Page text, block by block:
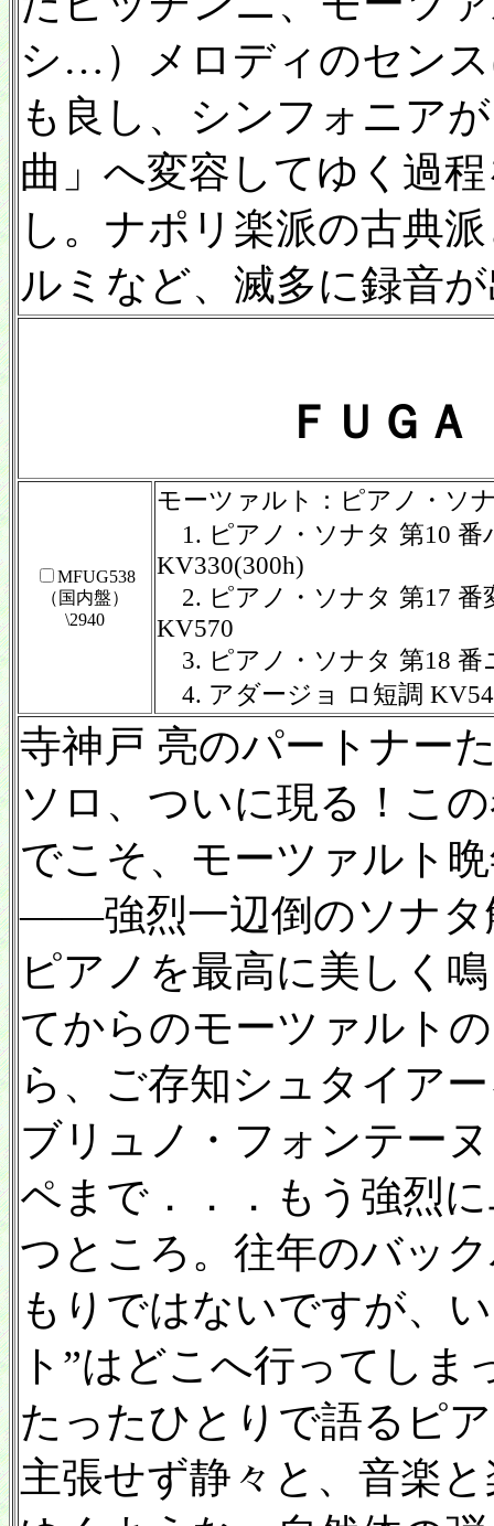
シ…）メロディのセン
も良し、シンフォニア
曲」へ変容してゆく過
し。ナポリ楽派の古典
ルミなど、滅多に録音
ＦＵＧ
MFUG538
（国内盤）
\2940
モーツァルト：ピアノ・ソ
1. ピアノ・ソナタ 第10 番
KV330(300h)
2. ピアノ・ソナタ 第17 番
KV570
3. ピアノ・ソナタ 第18 番
4. アダージョ ロ短調
寺神戸 亮のパートナー
ソロ、ついに現る！こ
でこそ、モーツァルト
——強烈一辺倒のソナタ
ピアノを最高に美しく
てからのモーツァルト
ら、ご存知シュタイア
ブリュノ・フォンテー
ペまで．．．もう強烈
つところ。往年のバッ
もりではないですが、
ト”はどこへ行ってし
たったひとりで語るピ
主張せず静々と、音楽